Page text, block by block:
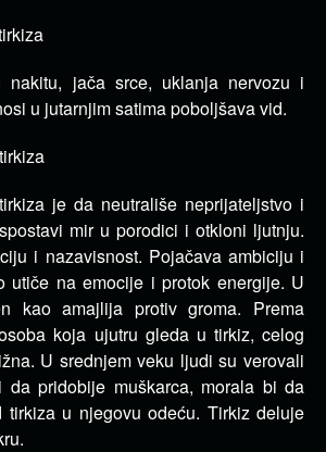
nakitu, jača srce, uklanja nervozu i
u jutarnjim satima poboljšava vid.
je da neutrališe neprijateljstvo i
mir u porodici i otkloni ljutnju.
i nazavisnost. Pojačava ambiciju i
utiče na emocije i protok energije. U
kao amajlija protiv groma. Prema
koja ujutru gleda u tirkiz, celog
U srednjem veku ljudi su verovali
pridobije muškarca, morala bi da
tirkiza u njegovu odeću. Tirkiz deluje